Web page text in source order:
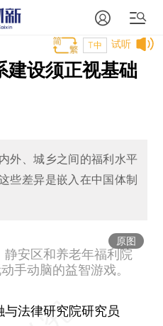
试听
T中
建设须正视基础
外、城乡之间的福利水平
些差异是嵌入在中国体制
原图
安区和养老年福利院
手动脑的益智游戏。
法律研究院研究员